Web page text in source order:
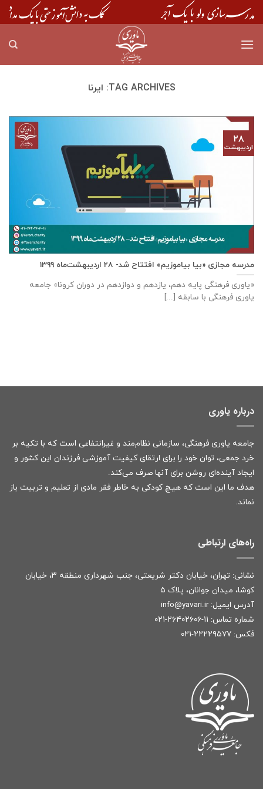
Skip
to
TAG ARCHIVES: ایرنا
مدرسه مجازی «بیا بیاموزیم» افتتاح شد- ۲۸ اردیبهشت‌ماه ۱۳۹۹
«یاوری فرهنگی پایه دهم، یازدهم و دوازدهم در دوران کرونا» جامعه
یاوری فرهنگی با سابقه [...]
۲۸
اردیبهشت
درباره یاوری
جامعه یاوری فرهنگی، سازمانی نظام‌مند و غیرانتفاعی است که با تکیه بر
خرد جمعی، توان خود را برای ارتقای کیفیت آموزشی فرزندان این کشور و
ایجاد آینده‌ای روشن برای آنها صرف می‌کند.
هدف ما این است که هیچ کودکی به خاطر فقر مادی از تعلیم و تربیت باز
نماند.
راه‌های ارتباطی
نشانی: تهران، خیابان دکتر شریعتی، جنب شهرداری منطقه ۳، خیابان
کوشا، میدان جوانان، پلاک ۵
آدرس ایمیل: info@yavari.ir
شماره تماس: ۱۱-۲۶۴۰۲۶۰۶-۰۲۱
فکس: ۲۲۲۲۹۵۷۷-۰۲۱